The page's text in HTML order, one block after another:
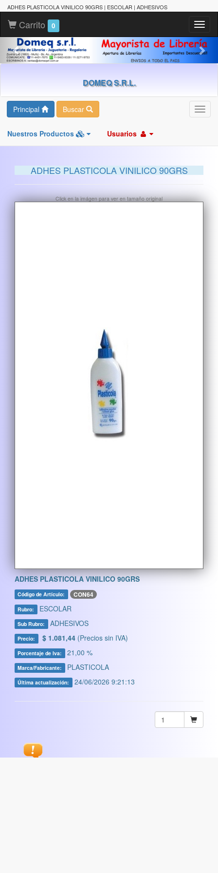
ADHES PLASTICOLA VINILICO 90GRS | ESCOLAR | ADHESIVOS
Carrito 0
DOMEQ S.R.L.
Principal Buscar
Nuestros Productos Usuarios
ADHES PLASTICOLA VINILICO 90GRS
Click en la imágen para ver en tamaño original
ADHES PLASTICOLA VINILICO 90GRS
Código de Artículo: CON64
Rubro: ESCOLAR
Sub Rubro: ADHESIVOS
Precio: $ 1.081,44 (Precios sin IVA)
Porcentaje de Iva: 21,00 %
Marca/Fabricante: PLASTICOLA
Última actualización: 24/06/2026 9:21:13